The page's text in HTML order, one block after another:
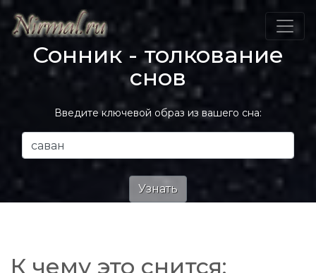
Сонник - толкование
снов
Введите ключевой образ из вашего сна:
К чему это снится: